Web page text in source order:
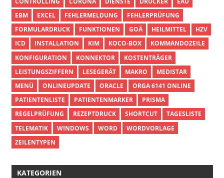
EBM
EXCEL FEHLERMELDUNG
FEHLERPRÜFUNG
FORMULARDRUCK
FUNKTIONEN GOÄ HEILMITTEL
HZV
ICD
INSTALLATION KIM KOCO-BOX
KOMMANDOZEILE
KONFIGURATION
KONNEKTOR
KOSTENTRÄGER
LEISTUNGSZIFFERN
LESEGERÄT MAKRO
MEDISTAR
MENÜ
ONLINEUPDATE ORACLE
ORGA 6141 ONLINE
PATIENTENLISTE
PATIENTENMARKER
PRISMA
REGELPRÜFUNG
REZEPTDRUCK SHORTCUT
TAGESLISTE
TELEMATIK
WINDOWS WORD
WORDVORLAGE
ZEILENTYPEN
KATEGORIEN